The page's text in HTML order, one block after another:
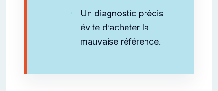
Un diagnostic précis
évite d’acheter la
mauvaise référence.